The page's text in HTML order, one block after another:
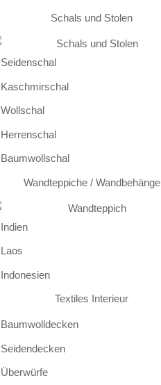
Schals und Stolen
Seidenschal
Kaschmirschal
Wollschal
Herrenschal
Baumwollschal
Wandteppiche / Wandbehänge
Indien
Laos
Indonesien
Textiles Interieur
Baumwolldecken
Seidendecken
Überwürfe